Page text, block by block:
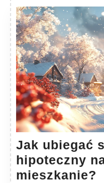
Jak ubiegać
hipoteczny
mieszkanie?